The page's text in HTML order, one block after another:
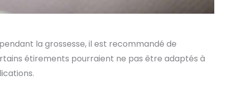
la grossesse, il est recommandé de
étirements pourraient ne pas être adaptés à